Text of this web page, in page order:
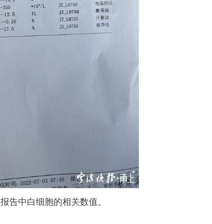
告中白细胞的相关数值。